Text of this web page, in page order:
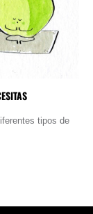
tipos de